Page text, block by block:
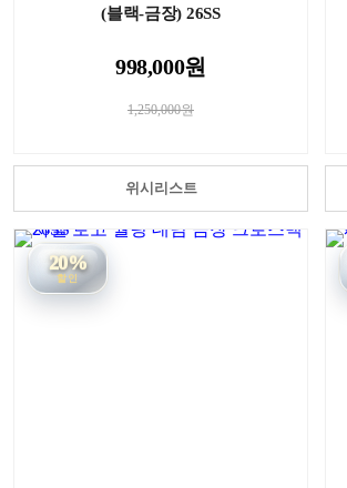
(블랙-금장) 26SS
998,000원
1,250,000원
위시리스트
20%
할인